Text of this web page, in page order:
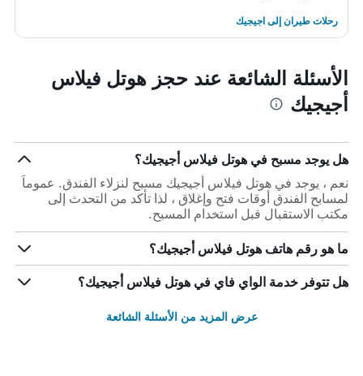
رحلات طيران إلى اجيجيك
الأسئلة الشائعة عند حجز هوتل فيلاس
أجيجيك
هل يوجد مسبح في هوتل فيلاس أجيجيك؟
نعم ، يوجد في هوتل فيلاس أجيجيك مسبح لنزلاء الفندق. عموماً
لمسابح الفندق أوقات فتح وإغلاق ، لذا تأكد من التحدث إلى
مكتب الاستقبال قبل استخدام المسبح.
ما هو رقم هاتف هوتل فيلاس أجيجيك؟
هل تتوفر خدمة الواي فاي في هوتل فيلاس أجيجيك؟
عرض المزيد من الأسئلة الشائعة